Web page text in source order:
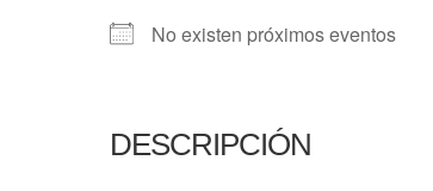
No existen próximos eventos
DESCRIPCIÓN